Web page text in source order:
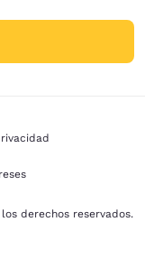
derechos reservados.